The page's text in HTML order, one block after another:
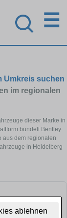
ablehnen
☰
Umkreis suchen
im regionalen
dieser Marke in
bündelt Bentley
aus dem regionalen
in Heidelberg